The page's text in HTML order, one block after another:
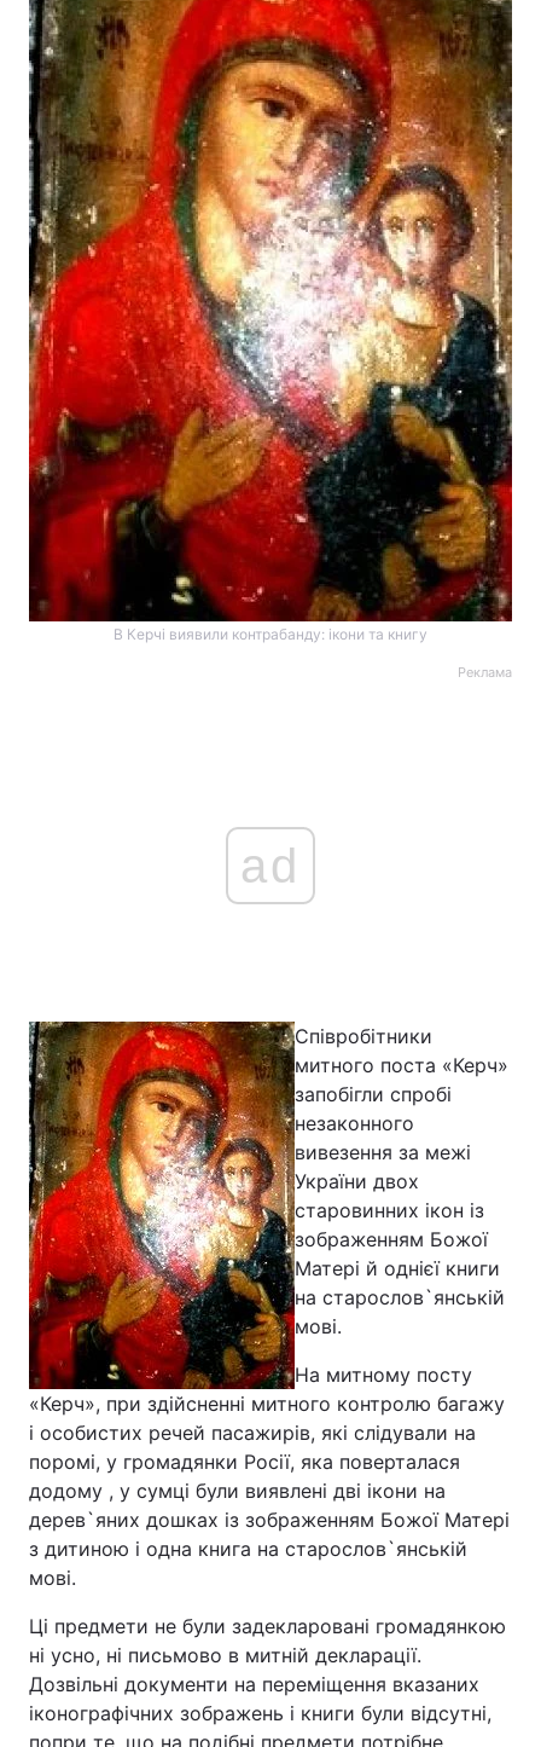
В Керчі виявили контрабанду: ікони та книгу
Реклама
ad
Співробітники
митного поста «Керч»
запобігли спробі
незаконного
вивезення за межі
України двох
старовинних ікон із
зображенням Божої
Матері й однієї книги
на старослов`янській
мові.
На митному посту
«Керч», при здійсненні митного контролю багажу
і особистих речей пасажирів, які слідували на
поромі, у громадянки Росії, яка поверталася
додому , у сумці були виявлені дві ікони на
дерев`яних дошках із зображенням Божої Матері
з дитиною і одна книга на старослов`янській
мові.
Ці предмети не були задекларовані громадянкою
ні усно, ні письмово в митній декларації.
Дозвільні документи на переміщення вказаних
іконографічних зображень і книги були відсутні,
попри те, що на подібні предмети потрібне